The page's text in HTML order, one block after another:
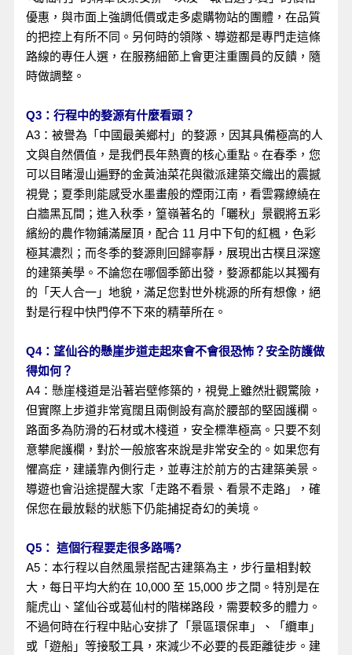
優惠，與市面上強調低價或走多處購物站的團體，在品質
的把控上有所不同。另何時的領隊、導遊都是專門走這條
路線的專任人選，在服務細節上會更注重團員的反饋，隨
時做調整。
Q3：行程中的婺源有什麼看頭？
A3：被譽為「中國最美鄉村」的婺源，因其具備極高的人
文與自然價值，是我們長年熱賣的核心重點。在春季，您
可以目睹漫山遍野的金黃油菜花與徽派建築交織出的震撼
視覺；夏季則能感受水墨畫般的煙雨江南，看雲霧繚繞在
白牆黑瓦間；進入秋季，篁嶺著名的「曬秋」景觀將五彩
繽紛的農作物鋪滿屋頂，配合 11 月中下旬的紅楓，色彩
極其濃烈；而冬季的婺源則回歸寧靜，展現出古樸且深邃
的建築美學。不論您在哪個季節出發，婺源都能以其獨有
的「天人合一」地貌，滿足您對世外桃源的所有想像，絕
對是行程中快門停不下來的精華所在。
Q4：望仙谷的懸崖步道走起來會不會很恐怖？安全防護做
得如何？
A4：懸崖棧道是沿著岩壁修築的，視覺上雖然壯觀驚險，
但實際上步道非常寬闊且兩側設有高於腰部的堅固護欄。
路面多為防滑的石材或木棧道，安全標準極高。只要不刻
意攀爬護欄，對於一般旅客來說是非常安全的。如果您有
懼高症，建議靠內側行走，並專注於前方的古建築美景。
導遊也會沿途提醒大家「走路不看景、看景不走路」，確
保您在最放鬆的狀態下仍能捕捉奇幻的美境。
Q5： 這個行程要走很多路嗎?
A5：本行程以自然風景搭配古建築為主，步行量相對較
大，每日平均大約在 10,000 至 15,000 步之間。特別是在
龍虎山、望仙谷或葛仙村的階梯路段，需要較多的體力。
不過何時在行程中貼心安排了「景區環保車」、「纜車」
或「遊船」等接駁工具，來減少不必要的長距離徒步。建